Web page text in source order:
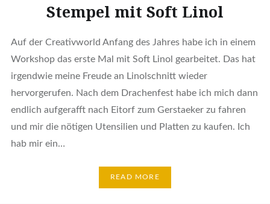
Stempel mit Soft Linol
Auf der Creativworld Anfang des Jahres habe ich in einem
Workshop das erste Mal mit Soft Linol gearbeitet. Das hat
irgendwie meine Freude an Linolschnitt wieder
hervorgerufen. Nach dem Drachenfest habe ich mich dann
endlich aufgerafft nach Eitorf zum Gerstaeker zu fahren
und mir die nötigen Utensilien und Platten zu kaufen. Ich
hab mir ein…
READ MORE